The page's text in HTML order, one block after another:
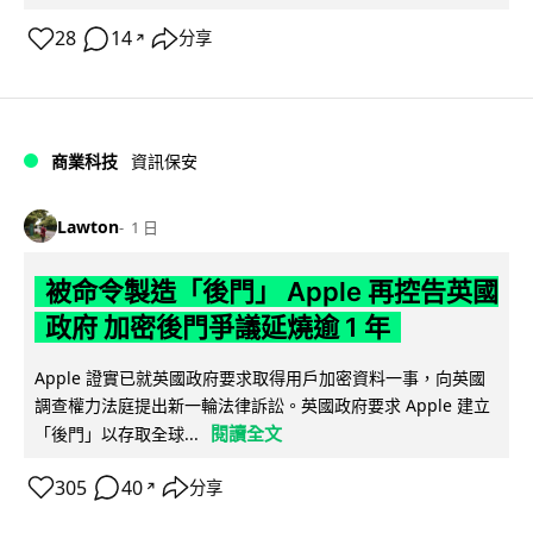
28 14 ↗ 分享
商業科技 資訊保安
Lawton 1 日
被命令製造「後門」 Apple 再控告英國
政府 加密後門爭議延燒逾 1 年
Apple 證實已就英國政府要求取得用戶加密資料一事，向英國
調查權力法庭提出新一輪法律訴訟。英國政府要求 Apple 建立
「後門」以存取全球...
閱讀全文
305 40 ↗ 分享